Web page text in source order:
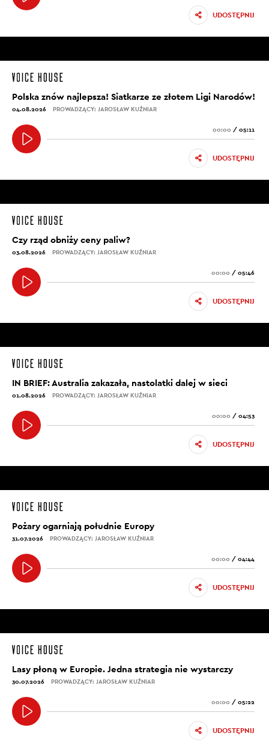
UDOSTĘPNIJ
Polska znów najlepsza! Siatkarze ze złotem Ligi Narodów!
04.08.2026 PROWADZĄCY: JAROSŁAW KUŹNIAR
00:00 / 05:11
UDOSTĘPNIJ
Czy rząd obniży ceny paliw?
03.08.2026 PROWADZĄCY: JAROSŁAW KUŹNIAR
00:00 / 05:46
UDOSTĘPNIJ
IN BRIEF: Australia zakazała, nastolatki dalej w sieci
01.08.2026 PROWADZĄCY: JAROSŁAW KUŹNIAR
00:00 / 04:53
UDOSTĘPNIJ
Pożary ogarniają południe Europy
31.07.2026 PROWADZĄCY: JAROSŁAW KUŹNIAR
00:00 / 04:44
UDOSTĘPNIJ
Lasy płoną w Europie. Jedna strategia nie wystarczy
30.07.2026 PROWADZĄCY: JAROSŁAW KUŹNIAR
00:00 / 05:22
UDOSTĘPNIJ